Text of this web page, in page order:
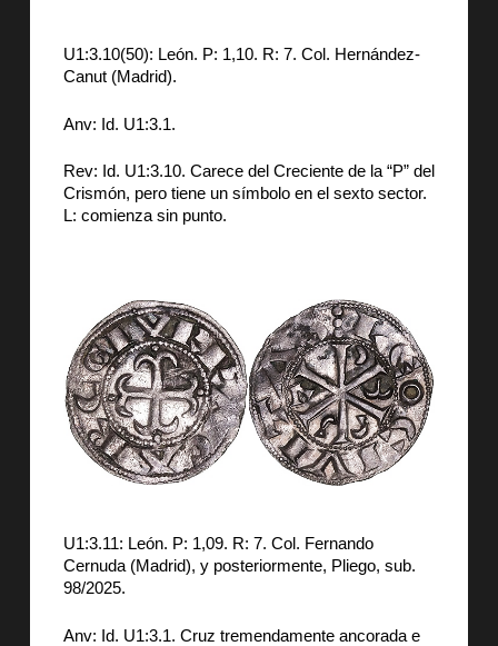
U1:3.10(50): León. P: 1,10. R: 7. Col. Hernández-
Canut (Madrid).
Anv: Id. U1:3.1.
Rev: Id. U1:3.10. Carece del Creciente de la “P” del
Crismón, pero tiene un símbolo en el sexto sector.
L: comienza sin punto.
U1:3.11: León. P: 1,09. R: 7. Col. Fernando
Cernuda (Madrid), y posteriormente, Pliego, sub.
98/2025.
Anv: Id. U1:3.1. Cruz tremendamente ancorada e